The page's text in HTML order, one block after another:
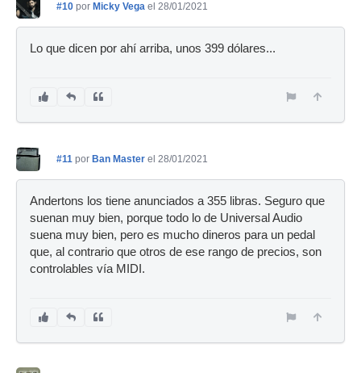
#10 por Micky Vega el 28/01/2021
Lo que dicen por ahí arriba, unos 399 dólares...
#11 por Ban Master el 28/01/2021
Andertons los tiene anunciados a 355 libras. Seguro que
suenan muy bien, porque todo lo de Universal Audio
suena muy bien, pero es mucho dineros para un pedal
que, al contrario que otros de ese rango de precios, son
controlables vía MIDI.